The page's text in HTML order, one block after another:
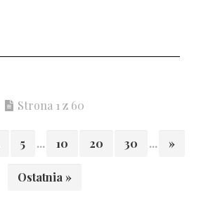
Strona 1 z 60
5 ... 10 20 30 ... »
Ostatnia »